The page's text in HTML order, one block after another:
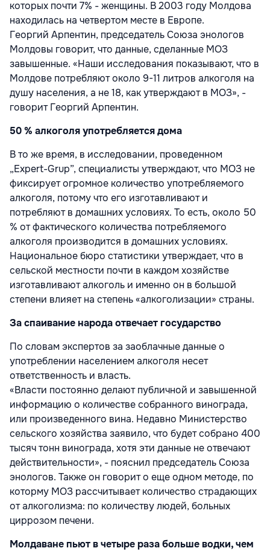
которых почти 7% - женщины. В 2003 году Молдова
находилась на четвертом месте в Европе.
Георгий Арпентин, председатель Союза энологов
Молдовы говорит, что данные, сделанные МОЗ
завышенные. «Наши исследования показывают, что в
Молдове потребляют около 9-11 литров алкоголя на
душу населения, а не 18, как утверждают в МОЗ», -
говорит Георгий Арпентин.
50 % алкоголя употребляется дома
В то же время, в исследовании, проведенном
„Expert-Grup”, специалисты утверждают, что МОЗ не
фиксирует огромное количество употребляемого
алкоголя, потому что его изготавливают и
потребляют в домашних условиях. То есть, около 50
% от фактического количества потребляемого
алкоголя производится в домашних условиях.
Национальное бюро статистики утверждает, что в
сельской местности почти в каждом хозяйстве
изготавливают алкоголь и именно он в большой
степени влияет на степень «алкоголизации» страны.
За спаивание народа отвечает государство
По словам экспертов за заоблачные данные о
употреблении населением алкоголя несет
ответственность и власть.
«Власти постоянно делают публичной и завышенной
информацию о количестве собранного винограда,
или произведенного вина. Недавно Министерство
сельского хозяйства заявило, что будет собрано 400
тысяч тонн винограда, хотя эти данные не отвечают
действительности», - пояснил председатель Союза
энологов. Также он говорит о еще одном методе, по
которму МОЗ рассчитывает количество страдающих
от алкоголизма: по количеству людей, больных
циррозом печени.
Молдаване пьют в четыре раза больше водки, чем